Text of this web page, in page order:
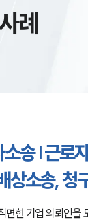
례
송 | 근로
상소송, 청
면한 기업 의뢰인을